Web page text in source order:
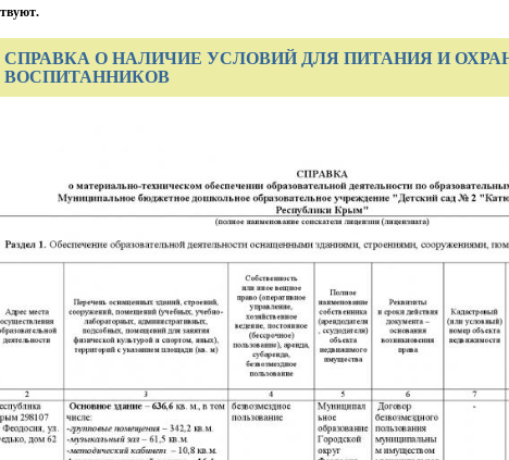
СПРАВКА О НАЛИЧИЕ УСЛОВИЙ ДЛЯ ПИТАНИЯ И
ВОСПИТАННИКОВ